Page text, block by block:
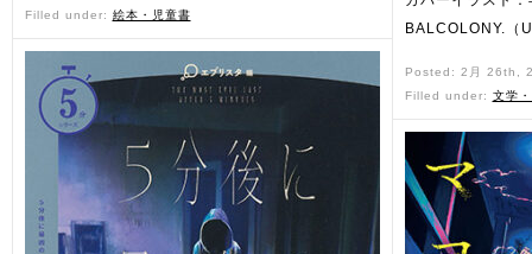
Filled under: 絵本・児童書
BALCOLONY.（
Posted: 2月 26th,
Filled under: 文学